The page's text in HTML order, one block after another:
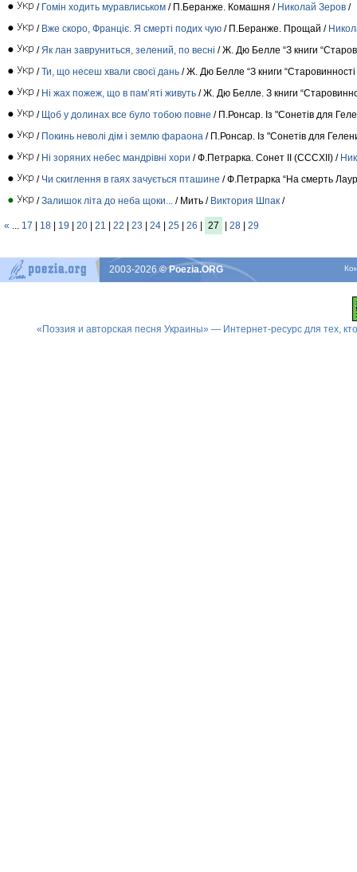
/ Гомін ходить муравлиськом / П.Беранже. Комашня / Николай Зеров /
/ Вже скоро, Франціє. Я смерті подих чую / П.Беранже. Прощай /
/ Як лан завруниться, зелений, по веснi / Ж. Дю Белле “З книги
/Ти, що несеш хвали своєї дань / Ж. Дю Белле “З книги “Старовинності
/ Ні жах пожеж, що в пам’яті живуть / Ж. Дю Белле. З книги
/ Щоб у долинах все було тобою повне / П.Ронсар. Із "Сонетів для
/ Покинь неволі дім і землю фараона / П.Ронсар. Із "Сонетів для
/ Ні зоряних небес мандрівні хори / Ф.Петрарка. Сонет II (CCCXII) /
/ Чи скиглення в гаях зачується пташине / Ф.Петрарка “На смерть
/Залишок літа до неба щоки... / Мить / Виктория Шпак /
« 17 | 18 | 19 | 20 | 21 | 22 | 23 | 24 | 25 | 26 | 27 | 28 | 29
2003-2026© Poezia.ORG
«Поэзия и авторская песня Украины» — Интернет-ресурс для тех,